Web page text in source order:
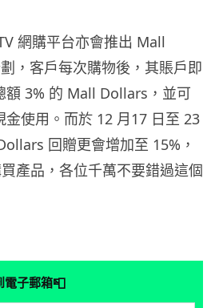
網購平台亦會推出 Mall
，客戶每次購物後，其賬戶即
額 3% 的 Mall Dollars，並可
金使用。而於 12 月17 日至 23
回贈更會增加至 15%，
產品，各位千萬不要錯過這個
電子郵箱📮